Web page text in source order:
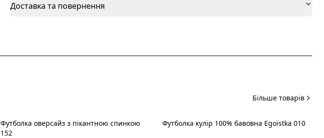
Доставка та повернення
Більше товарів
Футболка оверсайз з пікантною спинкою
152
Футболка кулір 100% бавовна Egoїstka 010